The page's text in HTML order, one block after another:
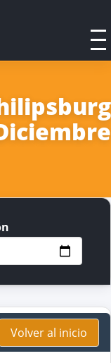
Volver al inicio